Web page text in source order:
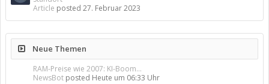
Article posted 27. Februar 2023
Neue Themen
RAM-Preise wie 2007: KI-Boom...
NewsBot posted Heute um 06:33 Uhr